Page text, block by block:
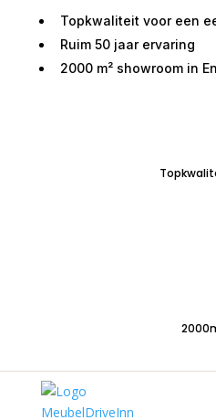
Topkwaliteit voor een
Ruim 50 jaar ervaring
2000 m² showroom in
Ronde
Stoere ronde mangohout